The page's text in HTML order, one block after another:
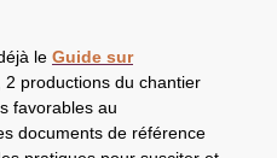
le Guide sur
, 2 productions du chantier
favorables au
documents de référence